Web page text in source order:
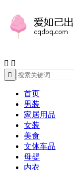
 

首页
男装
家居用品
女装
美食
文体车品
母婴
内衣